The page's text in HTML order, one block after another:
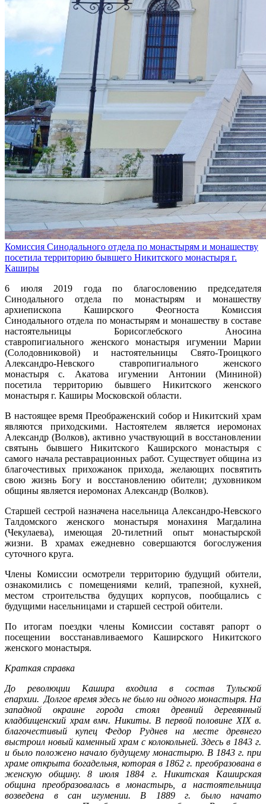
Комиссия Синодального отдела по монастырям и монашеству
посетила территорию бывшего Никитского монастыря г.
Каширы
6 июля 2019 года по благословению председателя
Синодального отдела по монастырям и монашеству
архиепископа Каширского Феогноста Комиссия
Синодального отдела по монастырям и монашеству в составе
настоятельницы Борисоглебского Аносина
ставропигиального женского монастыря игумении Марии
(Солодовниковой) и настоятельницы Свято-Троицкого
Александро-Невского ставропигиального женского
монастыря с. Акатова игумении Антонии (Мининой)
посетила территорию бывшего Никитского женского
монастыря г. Каширы Московской области.
В настоящее время Преображенский собор и Никитский храм
являются приходскими. Настоятелем является иеромонах
Александр (Волков), активно участвующий в восстановлении
святынь бывшего Никитского Каширского монастыря с
самого начала реставрационных работ. Существует община из
благочестивых прихожанок прихода, желающих посвятить
свою жизнь Богу и восстановлению обители; духовником
общины является иеромонах Александр (Волков).
Старшей сестрой назначена насельница Александро-Невского
Талдомского женского монастыря монахиня Магдалина
(Чекулаева), имеющая 20-тилетний опыт монастырской
жизни. В храмах ежедневно совершаются богослужения
суточного круга.
Члены Комиссии осмотрели территорию будущий обители,
ознакомились с помещениями келий, трапезной, кухней,
местом строительства будущих корпусов, пообщались с
будущими насельницами и старшей сестрой обители.
По итогам поездки члены Комиссии составят рапорт о
посещении восстанавливаемого Каширского Никитского
женского монастыря.
Краткая справка
До революции Кашира входила в состав Тульской
епархии. Долгое время здесь не было ни одного монастыря. На
западной окраине города стоял древний деревянный
кладбищенский храм вмч. Никиты. В первой половине XIX в.
благочестивый купец Федор Руднев на месте древнего
выстроил новый каменный храм с колокольней. Здесь в 1843 г.
и было положено начало будущему монастырю. В 1843 г. при
храме открыта богадельня, которая в 1862 г. преобразована в
женскую общину. 8 июля 1884 г. Никитская Каширская
община преобразовалась в монастырь, а настоятельница
возведена в сан игумении. В 1889 г. было начато